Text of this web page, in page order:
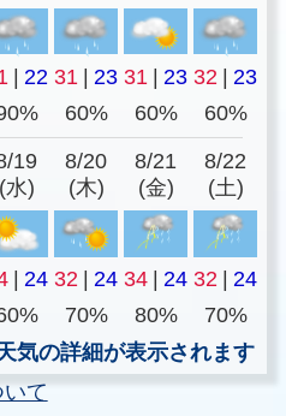
22 31 23 31 23 32
23
60% 60% 60%
19
(水)
8/20
(木)
8/21
(金)
8/22
(土)
24 32 24 34 24 32
24
70% 80%
70%
気の詳細が表示されます
て